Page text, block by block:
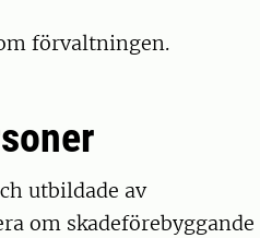
förvaltningen.
utbildade av
om skadeförebyggande